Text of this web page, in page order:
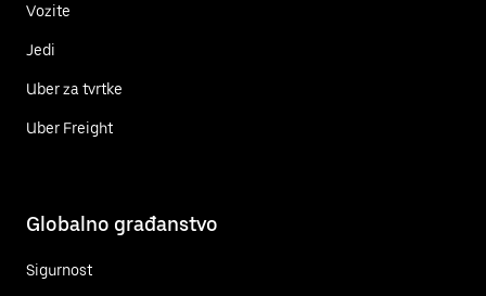
Vozite
Jedi
Uber za tvrtke
Uber Freight
Globalno građanstvo
Sigurnost